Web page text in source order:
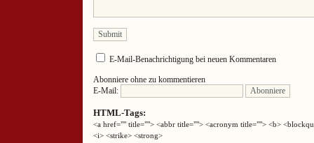
E-Mail-Benachrichtigung bei neuen Kommentaren
Abonniere ohne zu kommentieren
E-Mail:
HTML-Tags:
<a href="" title=""> <abbr title=""> <acronym title=""> <b>
<i> <strike> <strong>